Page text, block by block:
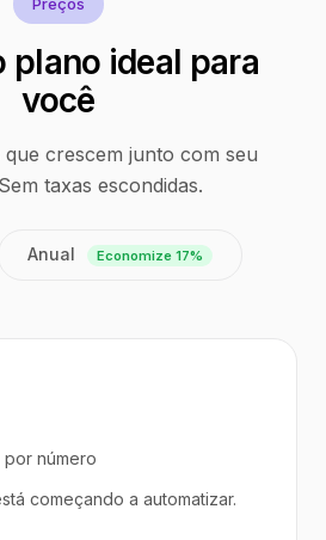
plano ideal para
você
crescem junto com seu
taxas escondidas.
Anual Economize 17%
por número
começando a automatizar.